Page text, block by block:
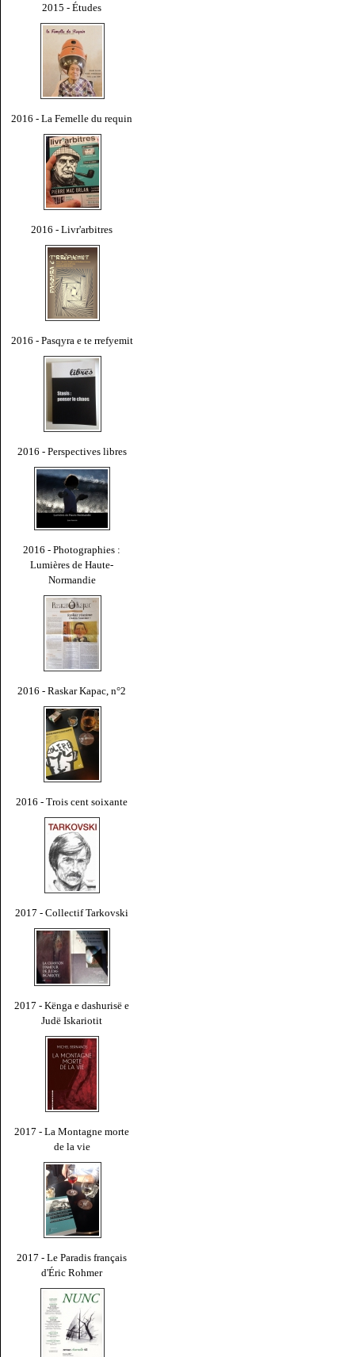
2015 - Études
2016 - La Femelle du requin
2016 - Livr'arbitres
2016 - Pasqyra e te rrefyemit
2016 - Perspectives libres
2016 - Photographies :
Lumières de Haute-
Normandie
2016 - Raskar Kapac, n°2
2016 - Trois cent soixante
2017 - Collectif Tarkovski
2017 - Kënga e dashurisë e
Judë Iskariotit
2017 - La Montagne morte
de la vie
2017 - Le Paradis français
d'Éric Rohmer